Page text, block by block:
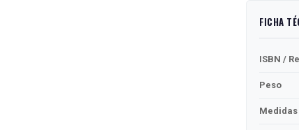
FICHA
ISBN /
Peso
Medidas